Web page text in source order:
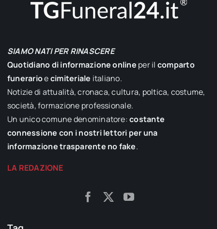
SIAMO NATI PER RINASCERE
Quotidiano di informazione online per il comparto
funerarioecimiteriale italiano.
Notizie di attualità, cronaca, cultura, poltica, costume,
società, formazione professionale.
Un unico comune denominatore:costante
connessione con i nostri lettori per una
informazione trasparente no fake.
LA REDAZIONE